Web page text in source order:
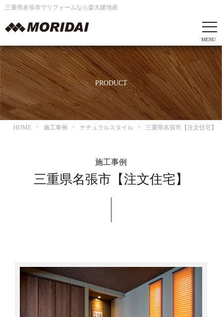
三重県名張市でリフォームなら森大建地産
PRODUCT
HOME 施工事例 ナチュラルスタイル 三重県名張市【注文住宅】
施工事例
三重県名張市【注文住宅】